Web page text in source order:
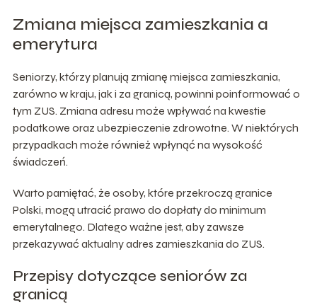
Zmiana miejsca zamieszkania a
emerytura
Seniorzy, którzy planują zmianę miejsca zamieszkania,
zarówno w kraju, jak i za granicą, powinni poinformować o
tym ZUS. Zmiana adresu może wpływać na kwestie
podatkowe oraz ubezpieczenie zdrowotne. W niektórych
przypadkach może również wpłynąć na wysokość
świadczeń.
Warto pamiętać, że osoby, które przekroczą granice
Polski, mogą utracić prawo do dopłaty do minimum
emerytalnego. Dlatego ważne jest, aby zawsze
przekazywać aktualny adres zamieszkania do ZUS.
Przepisy dotyczące seniorów za
granicą